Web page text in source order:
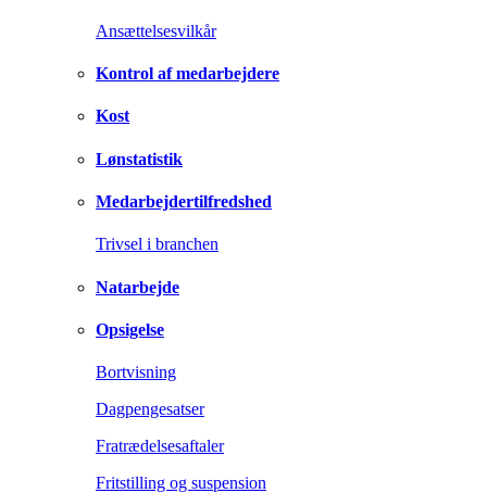
Ansættelsesvilkår
Kontrol af medarbejdere
Kost
Lønstatistik
Medarbejdertilfredshed
Trivsel i branchen
Natarbejde
Opsigelse
Bortvisning
Dagpengesatser
Fratrædelsesaftaler
Fritstilling og suspension